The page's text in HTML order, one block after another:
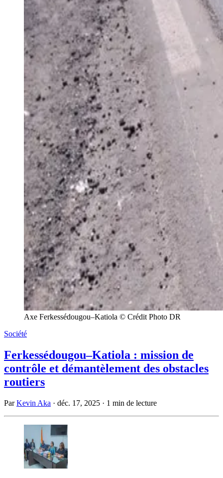
Axe Ferkessédougou–Katiola © Crédit Photo DR
Société
Ferkessédougou–Katiola : mission de
contrôle et démantèlement des obstacles
routiers
ParKevin Aka · déc. 17, 2025 · 1 min de lecture